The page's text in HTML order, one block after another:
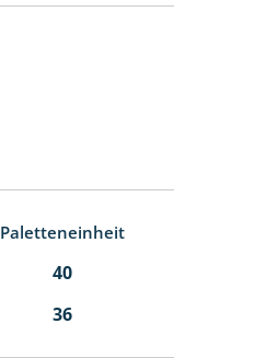
Paletteneinheit
40
36